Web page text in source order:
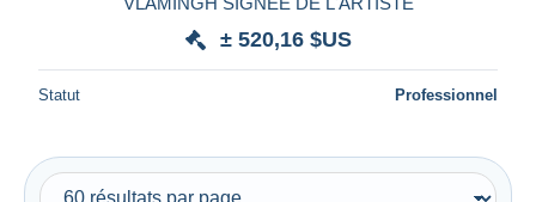
± 520,16 $US
Statut Professionnel